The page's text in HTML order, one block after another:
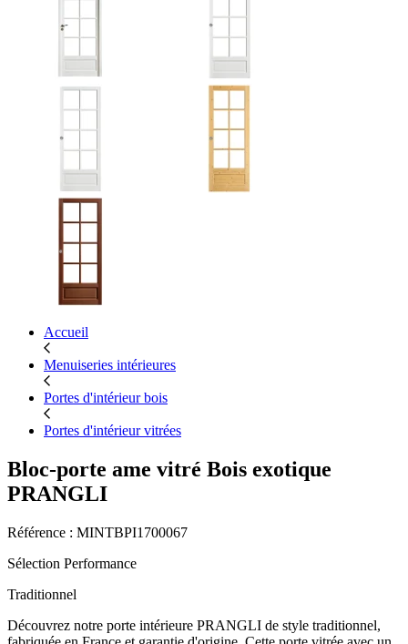
Accueil
Menuiseries intérieures
Portes d'intérieur bois
Portes d'intérieur vitrées
Bloc-porte ame vitré Bois exotique
PRANGLI
Référence : MINTBPI1700067
Sélection Performance
Traditionnel
Découvrez notre porte intérieure PRANGLI de style traditionnel,